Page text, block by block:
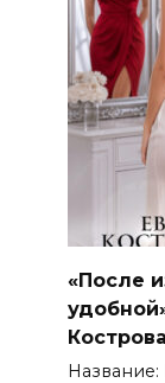
«После
Кострова
Название: